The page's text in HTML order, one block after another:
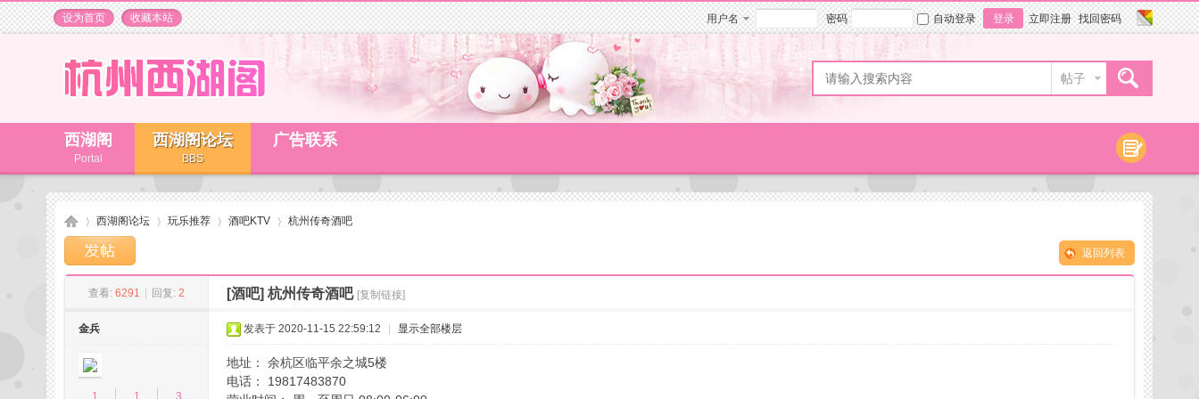
设为首页 收藏本站 用户名 密码 自动登录 登录 立即注册 找回密码
帖子
西湖阁
Portal
西湖阁论坛
BBS
广告联系
西湖阁论坛
›
玩乐推荐 酒吧KTV
›
杭州传奇酒吧
返回列表
查看: 6291 回复: 2 [酒吧] 杭州传奇酒吧 [复制链接]
金兵
1 1 3
发表于 2020-11-15 22:59:12 显示全部楼层
地址： 余杭区临平余之城5楼
电话： 19817483870